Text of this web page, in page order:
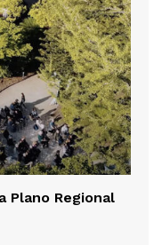
Plano Regional